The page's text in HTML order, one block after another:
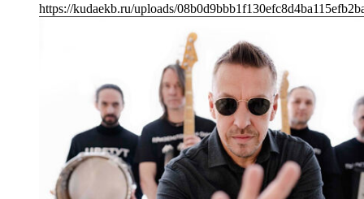
https://kudaekb.ru/uploads/